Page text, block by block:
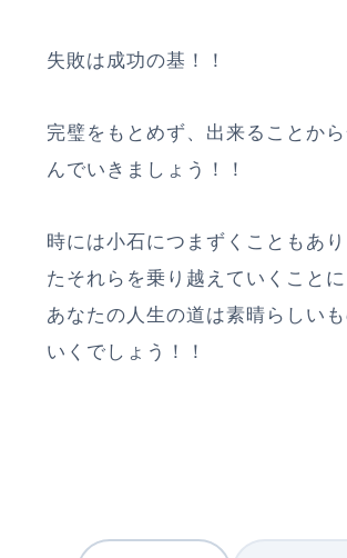
失敗は成功の基！！
完璧をもとめず、出来ることか
んでいきましょう！！
時には小石につまずくこともあ
たそれらを乗り越えていくこと
あなたの人生の道は素晴らしい
いくでしょう！！